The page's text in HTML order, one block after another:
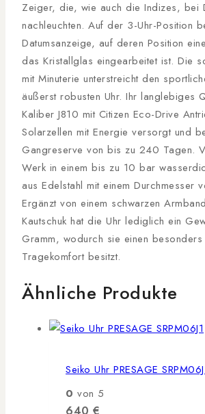
Zeiger, die, wie auch die Indizes, bei
nachleuchten. Auf der 3-Uhr-Position
Datumsanzeige, auf deren Position
das Kristallglas eingearbeitet ist. Die
mit Minuterie unterstreicht den
äußerst robusten Uhr. Ihr langlebiges
Kaliber J810 mit Citizen Eco-Drive
Solarzellen mit Energie versorgt und
Gangreserve von bis zu 240 Tagen.
Werk in einem bis zu 10 bar
aus Edelstahl mit einem Durchmesser
Ergänzt von einem schwarzen
Kautschuk hat die Uhr lediglich ein
Gramm, wodurch sie einen besonders
Tragekomfort besitzt.
Ähnliche Produkte
Seiko Uhr PRESAGE
0 von 5